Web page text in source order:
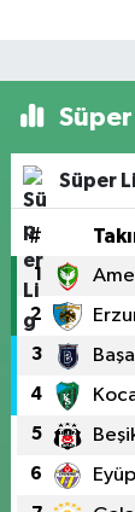
Süper
#
1
2
3
4
5
6